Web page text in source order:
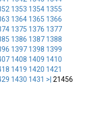
1353 1354 1355
1364 1365 1366
1375 1376 1377
1386 1387 1388
1397 1398 1399
1408 1409 1410
1419 1420 1421
1430 1431 >| 21456